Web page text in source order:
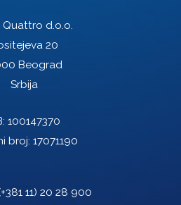
Quattro d.o.o.
20
Beograd
Srbija
100147370
broj: 17071190
11) 20 28 900